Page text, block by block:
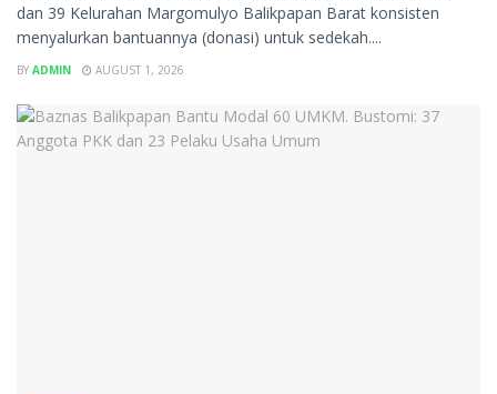
dan 39 Kelurahan Margomulyo Balikpapan Barat konsisten
menyalurkan bantuannya (donasi) untuk sedekah....
BY ADMIN AUGUST 1, 2026